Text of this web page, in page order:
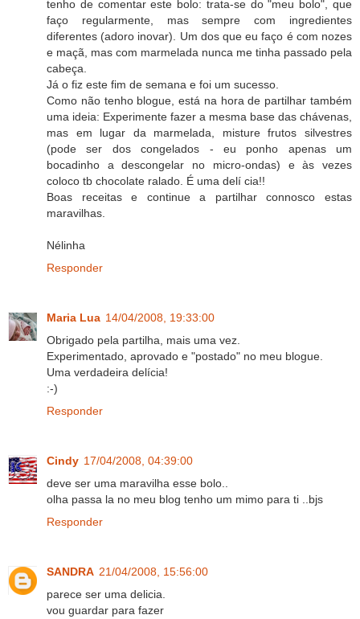
tenho de comentar este bolo: trata-se do "meu bolo", que
faço regularmente, mas sempre com ingredientes
diferentes (adoro inovar). Um dos que eu faço é com nozes
e maçã, mas com marmelada nunca me tinha passado pela
cabeça.
Já o fiz este fim de semana e foi um sucesso.
Como não tenho blogue, está na hora de partilhar também
uma ideia: Experimente fazer a mesma base das chávenas,
mas em lugar da marmelada, misture frutos silvestres
(pode ser dos congelados - eu ponho apenas um
bocadinho a descongelar no micro-ondas) e às vezes
coloco tb chocolate ralado. É uma delí cia!!
Boas receitas e continue a partilhar connosco estas
maravilhas.
Nélinha
Responder
Maria Lua 14/04/2008, 19:33:00
Obrigado pela partilha, mais uma vez.
Experimentado, aprovado e "postado" no meu blogue.
Uma verdadeira delícia!
:-)
Responder
Cindy 17/04/2008, 04:39:00
deve ser uma maravilha esse bolo..
olha passa la no meu blog tenho um mimo para ti ..bjs
Responder
SANDRA 21/04/2008, 15:56:00
parece ser uma delicia.
vou guardar para fazer